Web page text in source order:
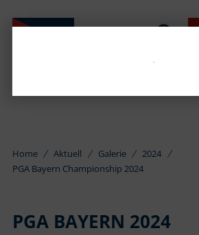
Home Aktuell Galerie
2024
PGA Bayern Championship 2024
PGA BAYERN 2024